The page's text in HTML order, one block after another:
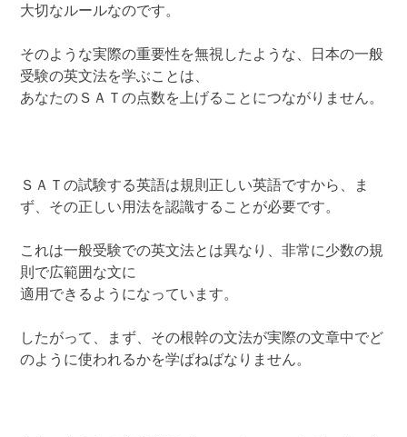
大切なルールなのです。
そのような実際の重要性を無視したような、日本の一般
受験の英文法を学ぶことは、
あなたのＳＡＴの点数を上げることにつながりません。
ＳＡＴの試験する英語は規則正しい英語ですから、ま
ず、その正しい用法を認識することが必要です。
これは一般受験での英文法とは異なり、非常に少数の規
則で広範囲な文に
適用できるようになっています。
したがって、まず、その根幹の文法が実際の文章中でど
のように使われるかを学ばねばなりません。